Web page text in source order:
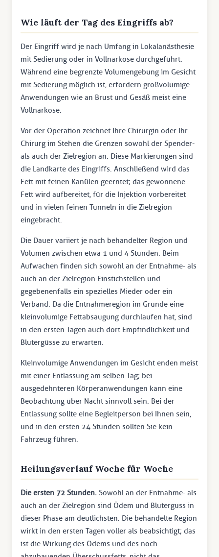
Wie läuft der Tag des Eingriffs ab?
Der Eingriff wird je nach Umfang in Lokalanästhesie
mit Sedierung oder in Vollnarkose durchgeführt.
Während eine begrenzte Volumengebung im Gesicht
mit Sedierung möglich ist, erfordern großvolumige
Anwendungen wie an Brust und Gesäß meist eine
Vollnarkose.
Vor der Operation zeichnet Ihre Chirurgin oder Ihr
Chirurg im Stehen die Grenzen sowohl der Spender-
als auch der Zielregion an. Diese Markierungen sind
die Landkarte des Eingriffs. Anschließend wird das
Fett mit feinen Kanülen geerntet; das gewonnene
Fett wird aufbereitet, für die Injektion vorbereitet
und in vielen feinen Tunneln in die Zielregion
eingebracht.
Die Dauer variiert je nach behandelter Region und
Volumen zwischen etwa 1 und 4 Stunden. Beim
Aufwachen finden sich sowohl an der Entnahme- als
auch an der Zielregion Einstichstellen und
gegebenenfalls ein spezielles Mieder oder ein
Verband. Da die Entnahmeregion im Grunde eine
kleinvolumige Fettabsaugung durchlaufen hat, sind
in den ersten Tagen auch dort Empfindlichkeit und
Blutergüsse zu erwarten.
Kleinvolumige Anwendungen im Gesicht enden meist
mit einer Entlassung am selben Tag; bei
ausgedehnteren Körperanwendungen kann eine
Beobachtung über Nacht sinnvoll sein. Bei der
Entlassung sollte eine Begleitperson bei Ihnen sein,
und in den ersten 24 Stunden sollten Sie kein
Fahrzeug führen.
Heilungsverlauf Woche für Woche
Die ersten 72 Stunden. Sowohl an der Entnahme- als
auch an der Zielregion sind Ödem und Bluterguss in
dieser Phase am deutlichsten. Die behandelte Region
wirkt in den ersten Tagen voller als beabsichtigt; das
ist die Wirkung des Ödems und des noch